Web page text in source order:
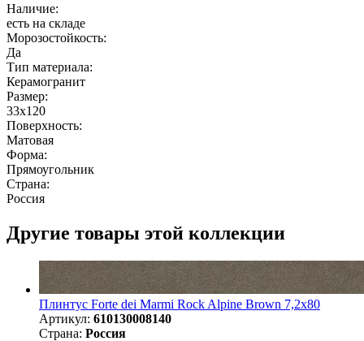
Наличие:
есть на складе
Морозостойкость:
Да
Тип материала:
Керамогранит
Размер:
33x120
Поверхность:
Матовая
Форма:
Прямоугольник
Страна:
Россия
Другие товары этой коллекции
Плинтус Forte dei Marmi Rock Alpine Brown 7,2x80
Артикул: 610130008140
Страна: Россия